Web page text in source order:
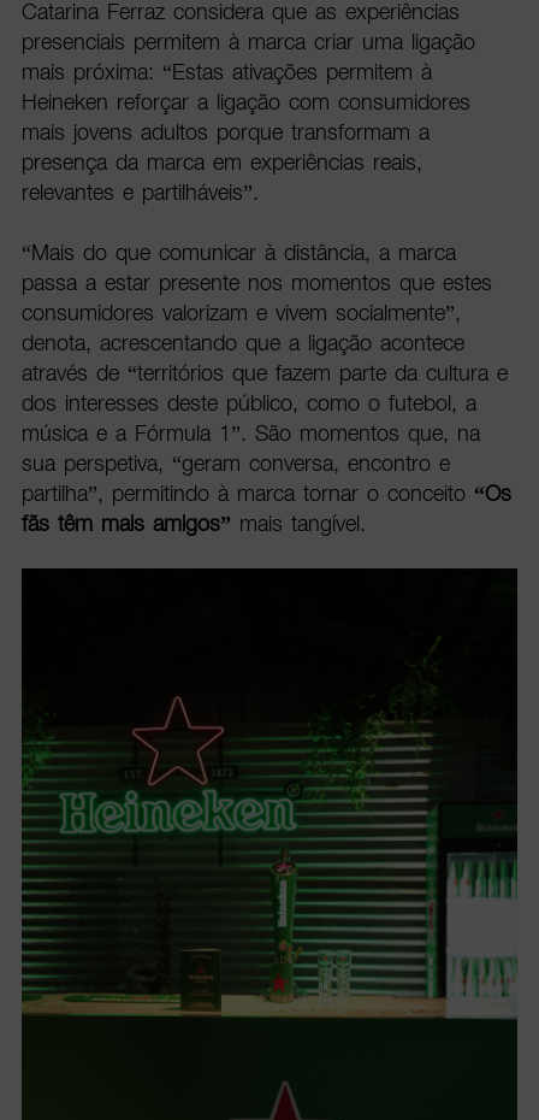
Catarina Ferraz considera que as experiências
presenciais permitem à marca criar uma ligação
mais próxima: “Estas ativações permitem à
Heineken reforçar a ligação com consumidores
mais jovens adultos porque transformam a
presença da marca em experiências reais,
relevantes e partilháveis”.
“Mais do que comunicar à distância, a marca
passa a estar presente nos momentos que estes
consumidores valorizam e vivem socialmente”,
denota, acrescentando que a ligação acontece
através de “territórios que fazem parte da cultura e
dos interesses deste público, como o futebol, a
música e a Fórmula 1”. São momentos que, na
sua perspetiva, “geram conversa, encontro e
partilha”, permitindo à marca tornar o conceito “Os
fãs têm mais amigos” mais tangível.